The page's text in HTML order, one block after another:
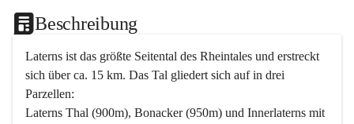
Beschreibung
Laterns ist das größte Seitental des Rheintales und erstreckt
sich über ca. 15 km. Das Tal gliedert sich auf in drei
Parzellen:
Laterns Thal (900m), Bonacker (950m) und Innerlaterns mit